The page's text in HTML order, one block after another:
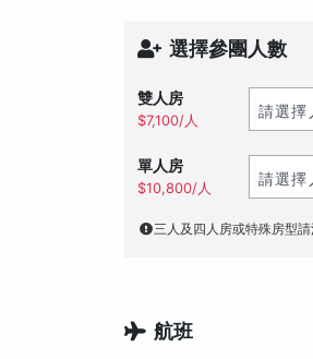
選擇參團人數
雙人房
$7,100/人
單人房
$10,800/人
三人及四人房或特殊房型
航班